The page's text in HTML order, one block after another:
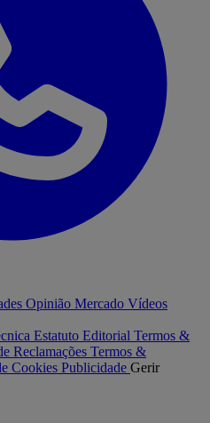
Opinião Mercado Vídeos
Estatuto Editorial Termos &
Reclamações Termos &
Cookies Publicidade Gerir